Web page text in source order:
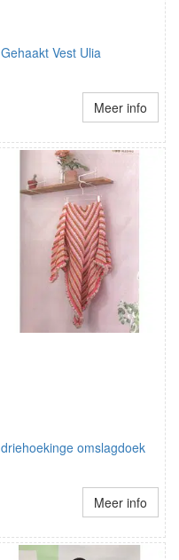
Gehaakt Vest Ulia
Meer info
driehoekinge omslagdoek
Meer info